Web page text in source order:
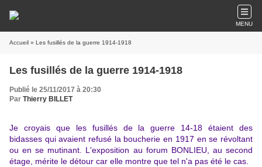
MENU
Accueil » Les fusillés de la guerre 1914-1918
Les fusillés de la guerre 1914-1918
Publié le 25/11/2017 à 20:30
Par Thierry BILLET
Je croyais que les fusillés de la guerre 14-18 étaient des
bidasses qui avaient refusé la boucherie en 1917 en se révoltant
ou en se mutinant. L'exposition au forum BONLIEU, au second
étage, mérite le détour car elle montre que tel n'a pas été le cas.